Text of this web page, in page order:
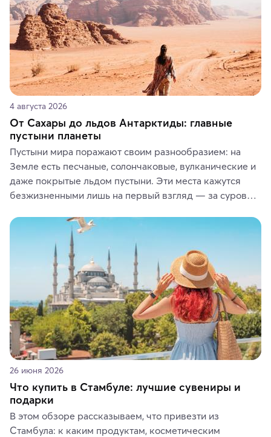
4 августа 2026
От Сахары до льдов Антарктиды: главные
пустыни планеты
Пустыни мира поражают своим разнообразием: на
Земле есть песчаные, солончаковые, вулканические и
даже покрытые льдом пустыни. Эти места кажутся
безжизненными лишь на первый взгляд — за суровой
животные и маршруты, которые дарят одни из самых
ярких впечатлений от путешествий.
26 июня 2026
Что купить в Стамбуле: лучшие сувениры и
подарки
В этом обзоре рассказываем, что привезти из
Стамбула: к каким продуктам, косметическим